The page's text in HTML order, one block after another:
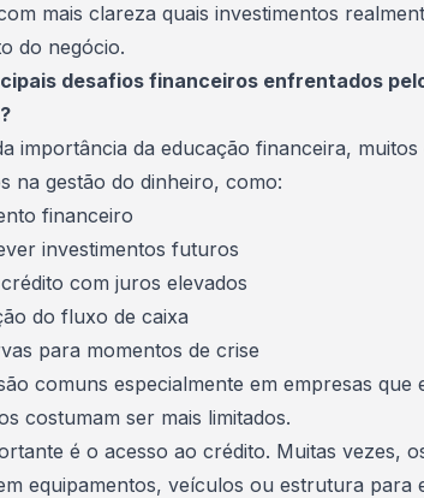
mais clareza quais investimentos
do negócio.
desafios financeiros enfrentados
importância da educação financeira,
na gestão do dinheiro, como:
financeiro
investimentos futuros
com juros elevados
do fluxo de caixa
para momentos de crise
comuns especialmente em empresas que
costumam ser mais limitados.
é o acesso ao crédito. Muitas vezes,
equipamentos, veículos ou estrutura para